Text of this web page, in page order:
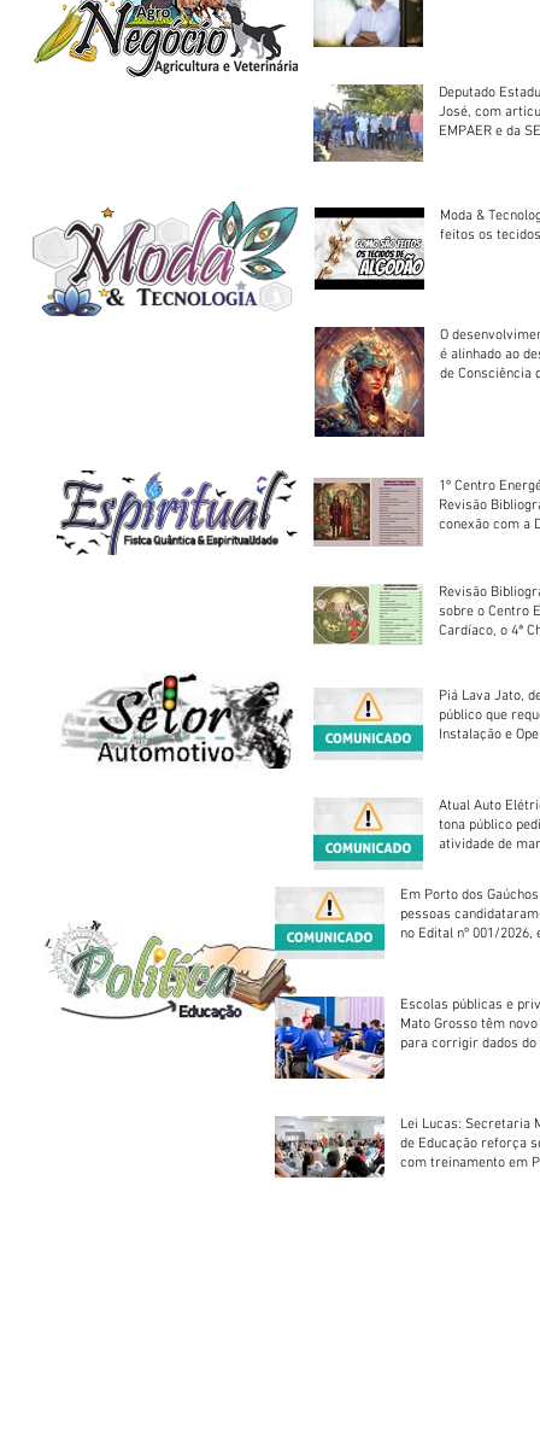
Deputado
José, com
EMPAER e da
Moda &
feitos os
O
é alinhado ao
de Consciência
1º Centro
Revisão
conexão com a
Revisão
sobre o Centro
Cardíaco, o 4ª
Piá Lava Jato,
público que
Instalação e
Atual Auto
tona público
atividade de
Em Porto dos
pessoas
no Edital nº 001/2026,
Escolas públicas e
Mato Grosso têm
para corrigir dados do
Lei Lucas: Secretaria
de Educação reforça
com treinamento em